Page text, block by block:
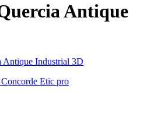
Antique
Etic pro